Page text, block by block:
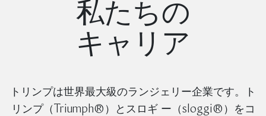
私たちの
キャリア
トリンプは世界最大級のランジェリー企業です。ト
リンプ（Triumph®）とスロギ ー（sloggi®）をコ